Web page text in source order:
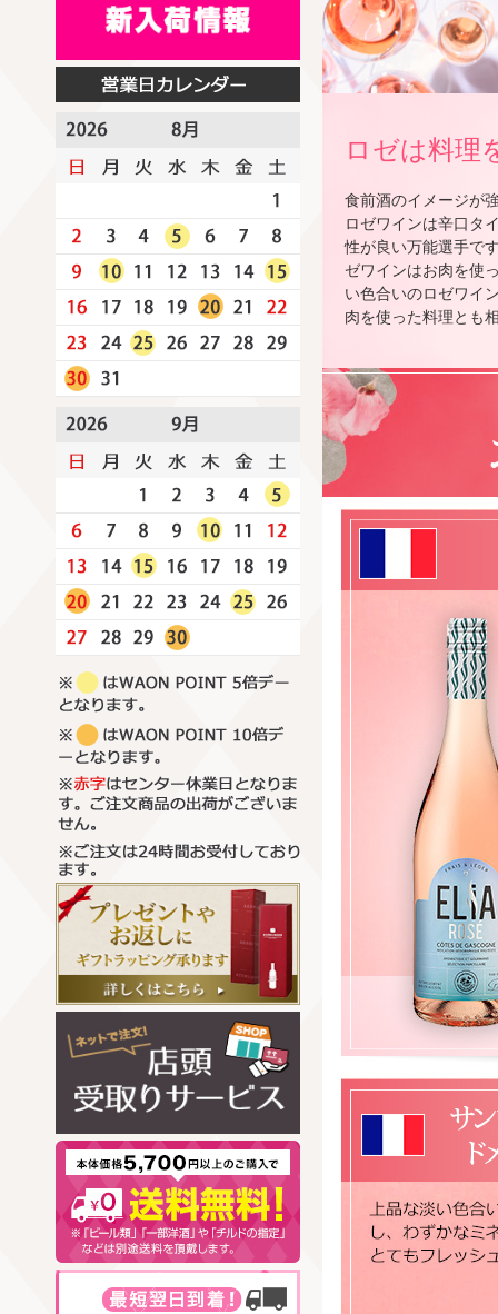
ロゼは料理
食前酒のイメージが
ロゼワインは辛口タ
性が良い万能選手で
ゼワインはお肉を使
い色合いのロゼワイ
肉を使った料理とも